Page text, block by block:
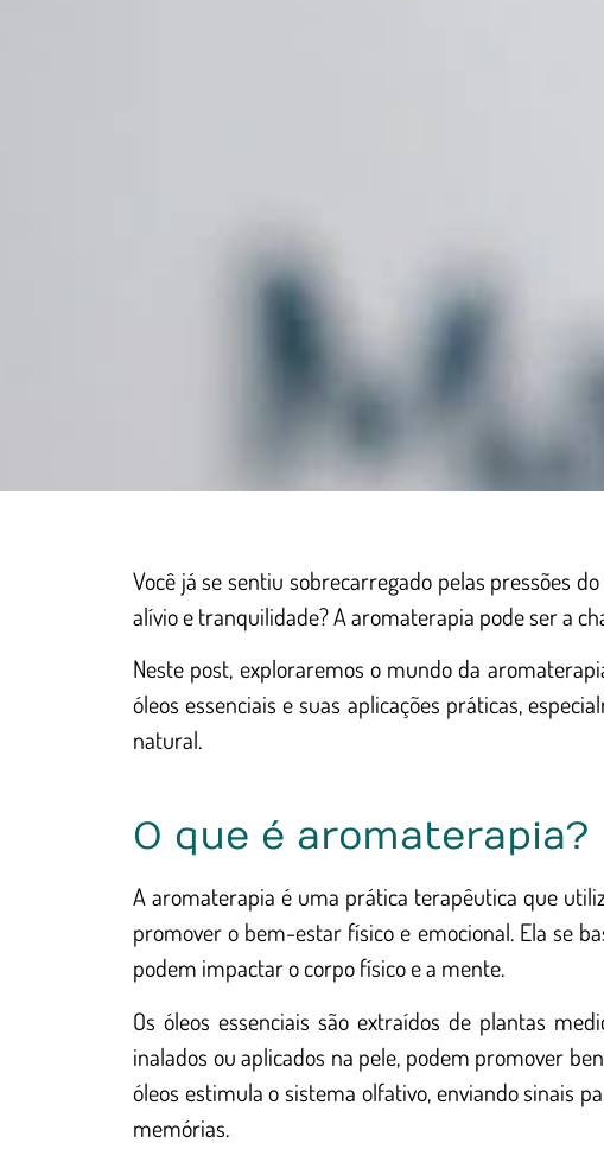
Você já se sentiu sobrecarregado pelas pressões
alívio e tranquilidade? A aromaterapia pode ser a
Neste post, exploraremos o mundo da
óleos essenciais e suas aplicações práticas,
natural.
O que é aromaterapia?
A aromaterapia é uma prática terapêutica que
promover o bem-estar físico e emocional. Ela se
podem impactar o corpo físico e a mente.
Os óleos essenciais são extraídos de plantas
inalados ou aplicados na pele, podem promover
óleos estimula o sistema olfativo, enviando sinais
memórias.